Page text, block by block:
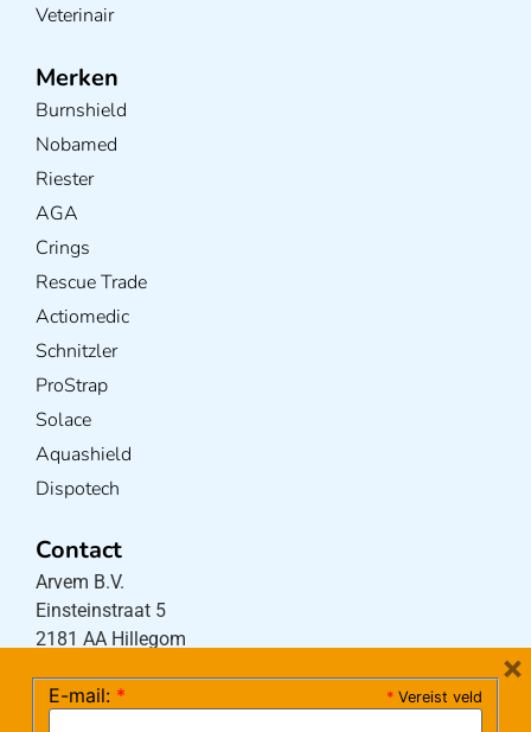
Veterinair
Merken
Burnshield
Nobamed
Riester
AGA
Crings
Rescue Trade
Actiomedic
Schnitzler
ProStrap
Solace
Aquashield
Dispotech
Contact
Arvem B.V.
Einsteinstraat 5
2181 AA Hillegom
* Vereist veld
E-mail: *
×